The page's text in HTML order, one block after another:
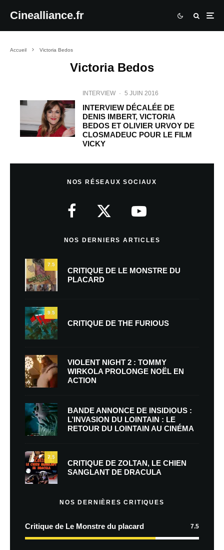
Cinealliance.fr
Accueil Victoria Bedos
Victoria Bedos
INTERVIEW · 5 JUIN 2016
INTERVIEW DÉCALÉE DE
DENIS IMBERT, VICTORIA
BEDOS ET OLIVIER URVOY DE
CLOSMADEUC POUR LE FILM
VICKY
NOS RÉSEAUX SOCIAUX
NOS DERNIERS ARTICLES
7.5
CRITIQUE DE LE MONSTRE DU
PLACARD
9.5
CRITIQUE DE THE FURIOUS
VIOLENT NIGHT 2 : TOMMY
WIRKOLA PROLONGE NOËL EN
ACTION
BANDE ANNONCE DE INSIDIOUS :
L’INVASION DU LOINTAIN : LE
RETOUR DU LOINTAIN AU CINÉMA
7.5
CRITIQUE DE ZOLTAN, LE CHIEN
SANGLANT DE DRACULA
NOS DERNIÈRES CRITIQUES
Critique de Le Monstre du placard 7.5